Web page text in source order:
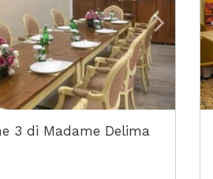
3 di Madame Delima